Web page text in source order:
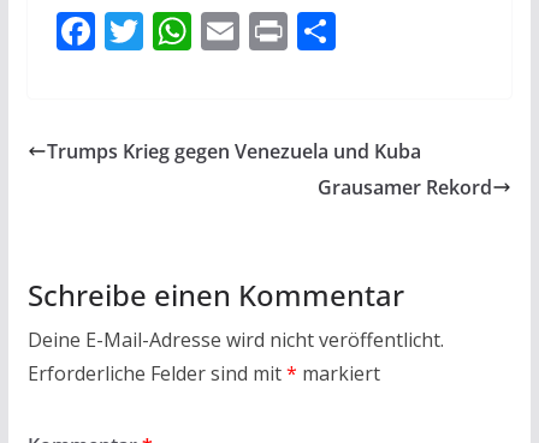
F
b
T
er
W
s
E
l
PrT
n
Trumps Krieg gegen Venezuela und Kuba
Grausamer Rekord
Schreibe einen Kommentar
Deine E-Mail-Adresse wird nicht veröffentlicht.
Erforderliche Felder sind mit* markiert